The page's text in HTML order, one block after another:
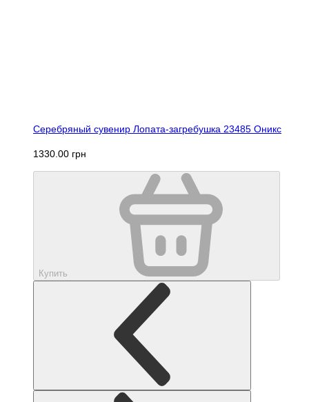
Серебряный сувенир Лопата-загребушка 23485 Оникс
1330.00 грн
Купить